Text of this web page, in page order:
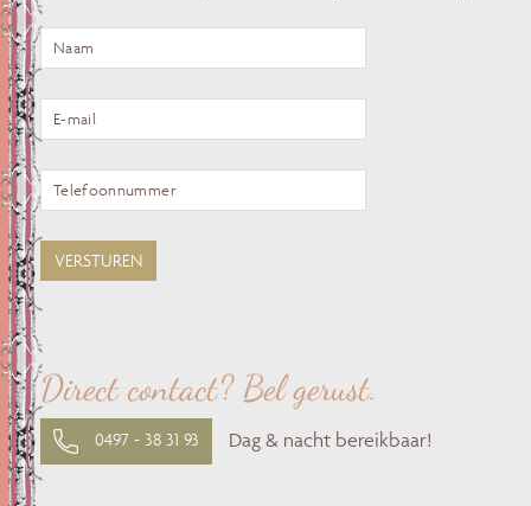
Direct contact? Bel gerust.
0497 - 38 31 93 Dag & nacht bereikbaar!